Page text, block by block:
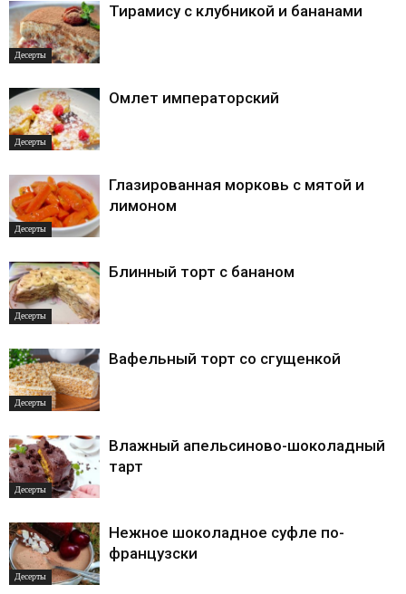
Десерты
Тирамису с клубникой и бананами
Десерты
Омлет императорский
Десерты
Глазированная морковь с мятой и
лимоном
Десерты
Блинный торт с бананом
Десерты
Вафельный торт со сгущенкой
Десерты
Влажный апельсиново-шоколадный
тарт
Десерты
Нежное шоколадное суфле по-
французски